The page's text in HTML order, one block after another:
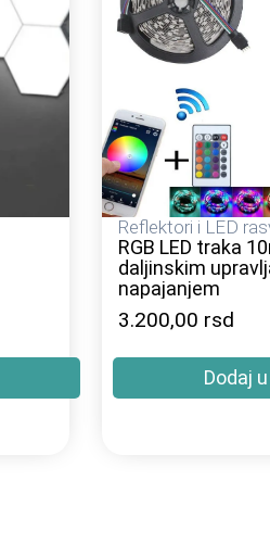
Reflektori i LED
RGB LED traka
daljinskim
napajanjem
3.200,00 rsd
Dodaj